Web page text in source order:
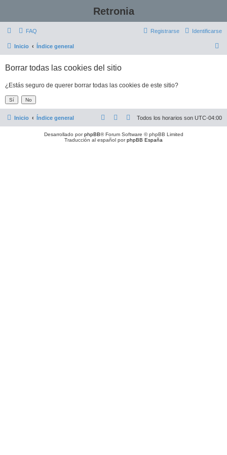
Retronia
FAQ Identificarse
Registrarse
Inicio Índice general
Borrar todas las cookies del sitio
¿Estás seguro de querer borrar todas las cookies de este sitio?
Inicio Índice general Todos los horarios son UTC-04:00
Desarrollado porphpBB® Forum Software © phpBB Limited
Traducción al español porphpBB España